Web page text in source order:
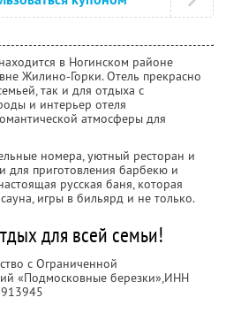
находится в Ногинском районе
Жилино-Горки. Отель прекрасно
так и для отдыха с
и интерьер отеля
атмосферы для
номера, уютный ресторан и
для приготовления барбекю и
русская баня, которая
игры в бильярд и не только.
для всей семьи!
с Ограниченной
«Подмосковные березки»,ИНН